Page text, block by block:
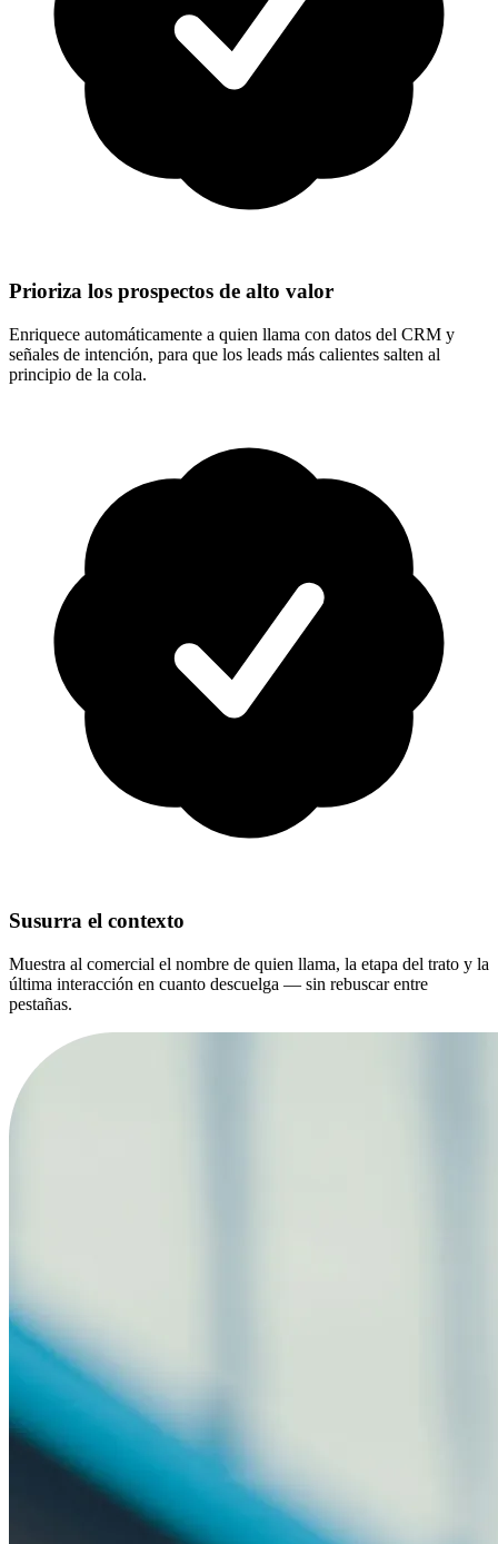
Prioriza los prospectos de alto valor
Enriquece automáticamente a quien llama con datos del CRM y
señales de intención, para que los leads más calientes salten al
principio de la cola.
Susurra el contexto
Muestra al comercial el nombre de quien llama, la etapa del trato y la
última interacción en cuanto descuelga — sin rebuscar entre
pestañas.